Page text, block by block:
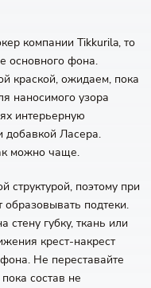
компании Tikkurila, то
основного фона.
краской, ожидаем, пока
наносимого узора
интерьерную
добавкой Ласера.
можно чаще.
структурой, поэтому при
подтеки.
стену губку, ткань или
крест-накрест
Не переставайте
состав не